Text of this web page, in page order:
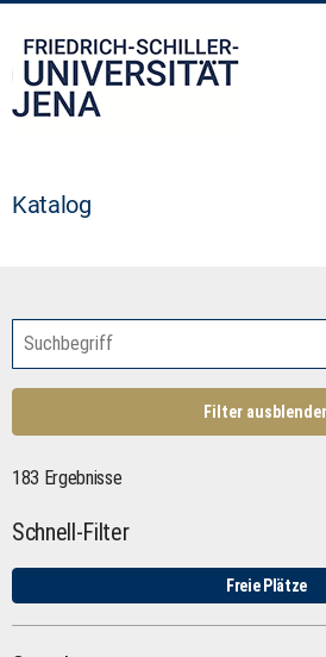
Katalog
Filter
183 Ergebnisse
Schnell-Filter
Freie Plätze